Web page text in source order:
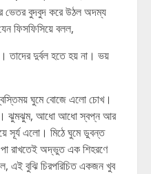
ভেতর বুদবুদ করে উঠল অদম্য
ফিসফিসিয়ে বলল,
তাদের দুর্বল হতে হয় না। ভয়
ঘুমে বোজে এলো চোখ।
ঝুমঝুম, আধো আধো স্বপ্ন আর
সূর্য এলো। মিঠে ঘুমে ডুবন্ত
পা রাখতেই অদ্ভুত এক শিহরণে
এই বুঝি চিরপরিচিত একজন খুব